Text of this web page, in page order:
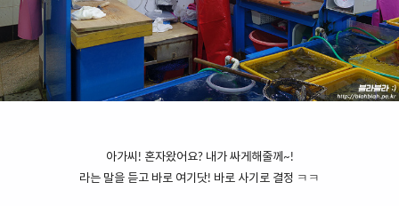
아가씨! 혼자왔어요? 내가 싸게해줄께~!
라는 말을 듣고 바로 여기닷! 바로 사기로 결정 ㅋㅋ